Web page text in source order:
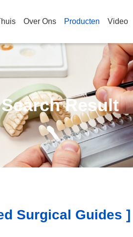
Over Ons Producten Video
Search Result
Surgical Guides ]